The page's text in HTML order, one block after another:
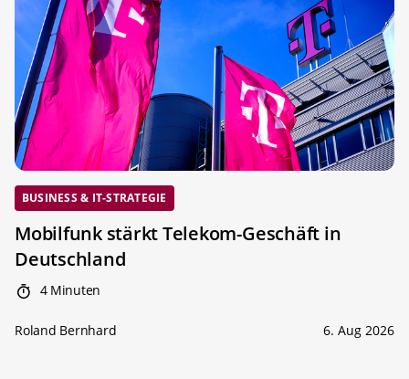
BUSINESS & IT-STRATEGIE
Mobilfunk stärkt Telekom-Geschäft in
Deutschland
4 Minuten
Roland Bernhard 6. Aug 2026